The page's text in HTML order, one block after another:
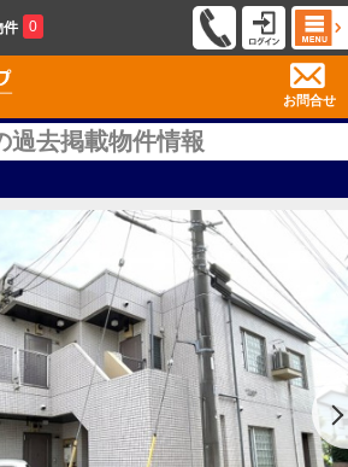
件 0
お問合せ
過去掲載物件情報